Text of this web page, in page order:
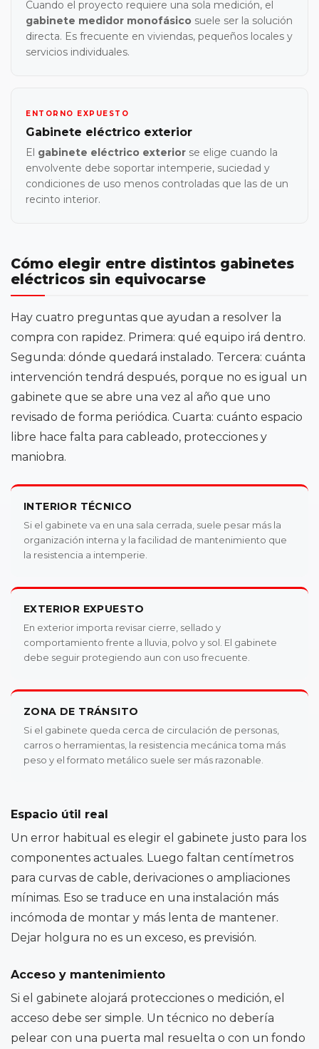
Cuando el proyecto requiere una sola medición, el
gabinete medidor monofásico suele ser la solución
directa. Es frecuente en viviendas, pequeños locales y
servicios individuales.
ENTORNO EXPUESTO
Gabinete eléctrico exterior
El gabinete eléctrico exterior se elige cuando la
envolvente debe soportar intemperie, suciedad y
condiciones de uso menos controladas que las de un
recinto interior.
Cómo elegir entre distintos gabinetes
eléctricos sin equivocarse
Hay cuatro preguntas que ayudan a resolver la
compra con rapidez. Primera: qué equipo irá dentro.
Segunda: dónde quedará instalado. Tercera: cuánta
intervención tendrá después, porque no es igual un
gabinete que se abre una vez al año que uno
revisado de forma periódica. Cuarta: cuánto espacio
libre hace falta para cableado, protecciones y
maniobra.
INTERIOR TÉCNICO
Si el gabinete va en una sala cerrada, suele pesar más la
organización interna y la facilidad de mantenimiento que
la resistencia a intemperie.
EXTERIOR EXPUESTO
En exterior importa revisar cierre, sellado y
comportamiento frente a lluvia, polvo y sol. El gabinete
debe seguir protegiendo aun con uso frecuente.
ZONA DE TRÁNSITO
Si el gabinete queda cerca de circulación de personas,
carros o herramientas, la resistencia mecánica toma más
peso y el formato metálico suele ser más razonable.
Espacio útil real
Un error habitual es elegir el gabinete justo para los
componentes actuales. Luego faltan centímetros
para curvas de cable, derivaciones o ampliaciones
mínimas. Eso se traduce en una instalación más
incómoda de montar y más lenta de mantener.
Dejar holgura no es un exceso, es previsión.
Acceso y mantenimiento
Si el gabinete alojará protecciones o medición, el
acceso debe ser simple. Un técnico no debería
pelear con una puerta mal resuelta o con un fondo